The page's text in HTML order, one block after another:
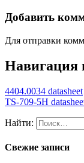
Добавить
Для отправки
Навигация
4404.0034 datasheet
TS-709-5H
Найти:
Свежие записи